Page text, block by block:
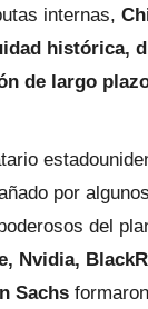
internas,
histórica,
de largo
por
del
Nvidia,
Sachs